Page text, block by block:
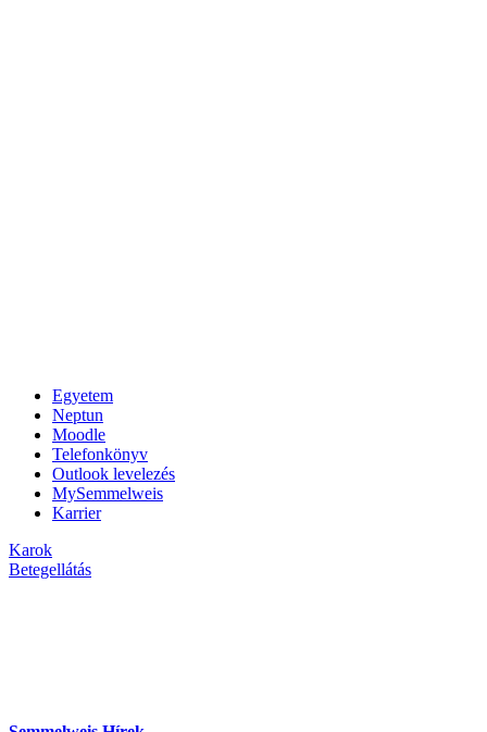
Egyetem
Neptun
Moodle
Telefonkönyv
Outlook levelezés
MySemmelweis
Karrier
Karok
Betegellátás